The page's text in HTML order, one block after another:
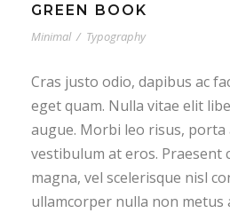
GREEN BOOK
Minimal / Typography
Cras justo odio, dapibus ac
eget quam. Nulla vitae elit
augue. Morbi leo risus, porta
vestibulum at eros. Praesent
magna, vel scelerisque nisl
ullamcorper nulla non metus